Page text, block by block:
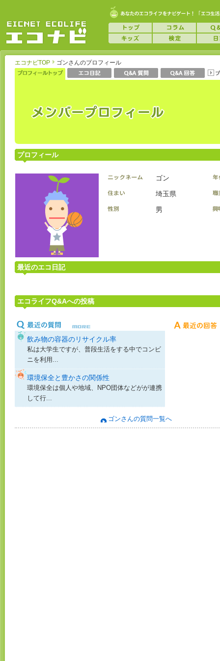
エコナビTOP ゴンさんのプロフィール
プロフィール
ゴン
埼玉県
男
最近のエコ日記
エコライフQ&Aへの投稿
飲み物の容器のリサイクル率
私は大学生ですが、普段生活をする中でコンビ
ニを利用...
環境保全と豊かさの関係性
環境保全は個人や地域、NPO団体などがが連携
して行...
ゴンさんの質問一覧へ